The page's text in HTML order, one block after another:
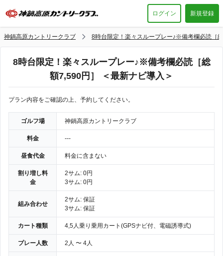
ログイン 新規登録
神鍋高原カントリークラブ 8時台限定！楽々スループレー♪※備考欄必読［
8時台限定！楽々スループレー♪※備考欄必読［総
額7,590円］ ＜最新ナビ導入＞
プラン内容をご確認の上、予約してください。
ゴルフ場 神鍋高原カントリークラブ
料金 ---
昼食代金 料金に含まない
割り増し料
金
2サム: 0円
3サム: 0円
組み合わせ
2サム: 保証
3サム: 保証
カート種類 4,5人乗り乗用カート(GPSナビ付、電磁誘導式)
プレー人数 2人 〜 4人